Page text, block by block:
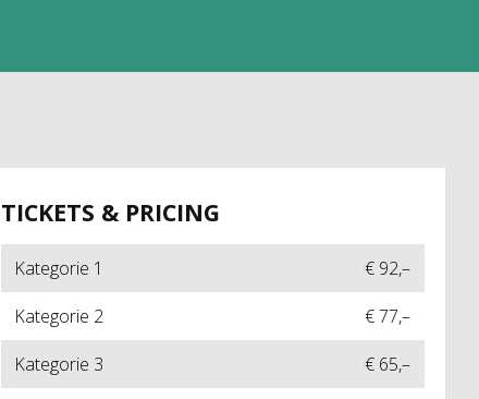
TICKETS & PRICING
Kategorie 1
€ 92,–
Kategorie 2
€ 77,–
Kategorie 3
€ 65,–